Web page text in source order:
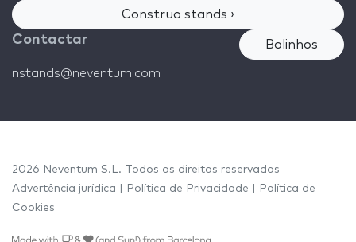
Construo stands ›
Contactar
nstands@neventum.com
Bolinhos
2026 Neventum S.L. Todos os direitos reservados
Advertência jurídica
Política de Privacidade
Política de
Cookies